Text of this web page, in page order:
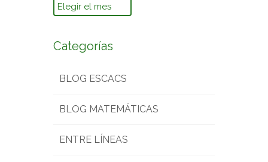
Archivos
Categorías
BLOG ESCACS
BLOG MATEMÁTICAS
ENTRE LÍNEAS